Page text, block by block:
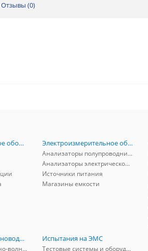
Отзывы (0)
Радиоизмерительное оборудование
Электроизмерительное оборудование
Анализаторы полупроводников
Анализаторы электрической мощности
Источники питания
Магазины емкости
РЧ-компоненты волноводные
Адаптеры коаксиально-волноводные
Испытания на ЭМС
Тестовые системы и оборудование